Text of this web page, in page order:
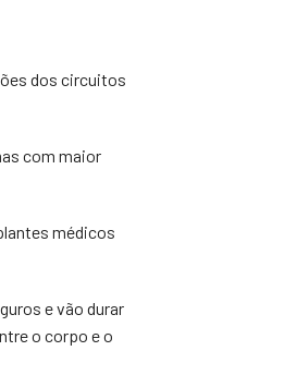
dos circuitos
com maior
médicos
e vão durar
o corpo e o